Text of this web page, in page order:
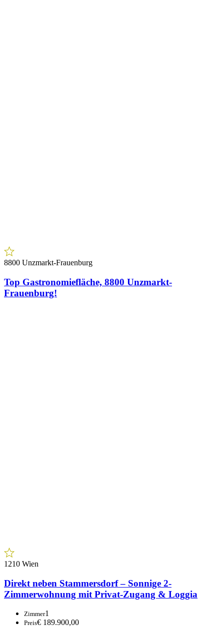
8800 Unzmarkt-Frauenburg
Top Gastronomiefläche, 8800 Unzmarkt-
Frauenburg!
1210 Wien
Direkt neben Stammersdorf – Sonnige 2-
Zimmerwohnung mit Privat-Zugang & Loggia
Zimmer1
Preis€ 189.900,00